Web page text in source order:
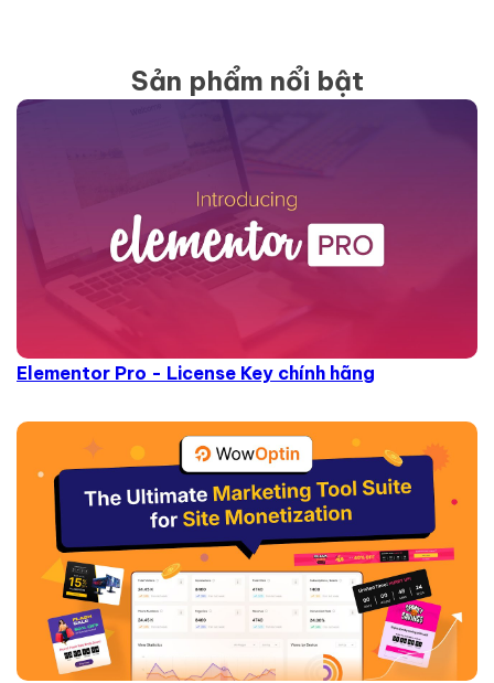
Sản phẩm nổi bật
Elementor Pro - License Key chính hãng